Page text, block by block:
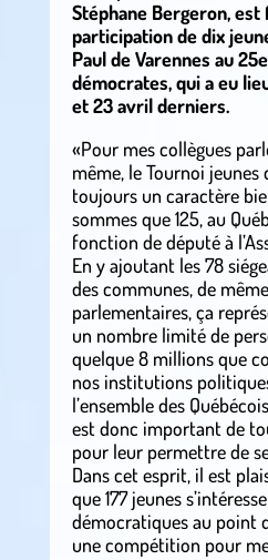
Stéphane Bergeron,
participation de dix
Paul de Varennes au
démocrates, qui a eu
et 23 avril derniers.
«Pour mes collègues
même, le Tournoi
toujours un caractère
sommes que 125, au
fonction de député à
En y ajoutant les 78
des communes, de
parlementaires, ça
un nombre limité de
quelque 8 millions que
nos institutions
l’ensemble des
est donc important de
pour leur permettre de
Dans cet esprit, il est
que 177 jeunes
démocratiques au point
une compétition pour